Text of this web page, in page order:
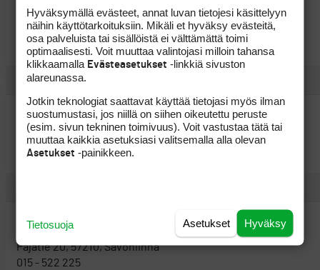
J-Trading Oy
Kuriiritie 15, 01510, Vantaa
020 745 8600
Savon Golftiimi Oy
Porrassalmenkatu 50, 50100, Mikkeli
044 - 305 0265
Savonlinnan Golfshop
Pajatie 20, 57210, Savonlinna
015 - 522 225
Hyväksymällä evästeet, annat luvan tietojesi käsittelyyn
näihin käyttötarkoituksiin. Mikäli et hyväksy evästeitä,
osa palveluista tai sisällöistä ei välttämättä toimi
optimaalisesti. Voit muuttaa valintojasi milloin tahansa
klikkaamalla Evästeasetukset -linkkiä sivuston
alareunassa.
Jotkin teknologiat saattavat käyttää tietojasi myös ilman
suostumustasi, jos niillä on siihen oikeutettu peruste
(esim. sivun tekninen toimivuus). Voit vastustaa tätä tai
muuttaa kaikkia asetuksiasi valitsemalla alla olevan
Asetukset -painikkeen.
Hyväksy
Asetukset
Tietosuoja